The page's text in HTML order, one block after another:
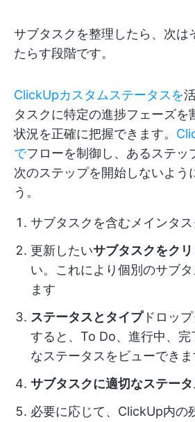
サブタスクを整理したら、次は
たらす段階です。
ClickUpカスタムステータスを
タスクに特定の進捗フェーズを
状況を正確に把握できます。
でフローを制御し、あるステッ
次のステップを開始しないよう
う。
サブタスクを含むメインタス
更新したいサブタスクをクリ
い。これにより個別のサブ
ます
ステータスとタイプドロッ
すると、To Do、進行中、
なステータスをビューできま
サブタスクに適切なステー
必要に応じて、ClickUp内の